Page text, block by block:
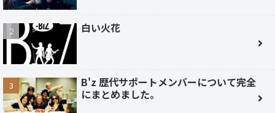
白い火花
B'z 歴代サポートメンバーについて完全
にまとめました。